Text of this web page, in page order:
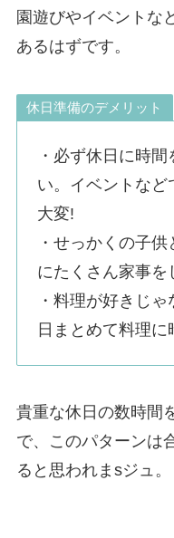
園遊びやイベントな
あるはずです。
休日準備のデメリット
・必ず休日に時
い。イベントな
大変!
・せっかくの子
にたくさん家事を
・料理が好きじ
日まとめて料理に
貴重な休日の数時間
で、このパターンは
ると思われまsジュ。